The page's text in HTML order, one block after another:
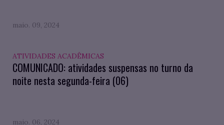
maio. 09, 2024
ATIVIDADES ACADÊMICAS
COMUNICADO: atividades suspensas no turno da
noite nesta segunda-feira (06)
maio. 06, 2024